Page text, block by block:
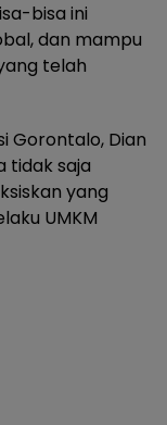
bisa ini
dan mampu
telah
Gorontalo, Dian
tidak saja
yang
UMKM